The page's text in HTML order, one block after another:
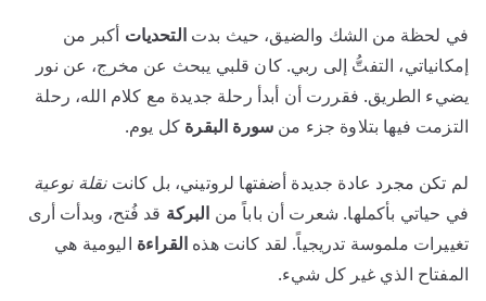
في لحظة من الشك والضيق، حيث بدتالتحديات أكبر من
إمكانياتي، التفتُّ إلى ربي. كان قلبي يبحث عن مخرج، عن نور
يضيء الطريق. فقررت أن أبدأ رحلة جديدة مع كلام الله، رحلة
التزمت فيها بتلاوة جزء من سورة البقرة كل يوم.
لم تكن مجرد عادة جديدة أضفتها لروتيني، بل كانتنقلة نوعية
في حياتي بأكملها. شعرت أن باباً من البركة قد فُتح، وبدأت أرى
تغييرات ملموسة تدريجياً. لقد كانت هذه القراءة اليومية هي
المفتاح الذي غير كل شيء.